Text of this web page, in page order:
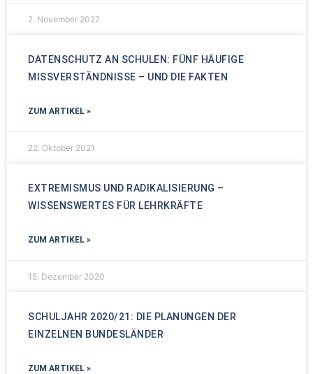
2. November 2022
DATENSCHUTZ AN SCHULEN: FÜNF HÄUFIGE
MISSVERSTÄNDNISSE – UND DIE FAKTEN
ZUM ARTIKEL »
22. Oktober 2021
EXTREMISMUS UND RADIKALISIERUNG –
WISSENSWERTES FÜR LEHRKRÄFTE
ZUM ARTIKEL »
15. Dezember 2020
SCHULJAHR 2020/21: DIE PLANUNGEN DER
EINZELNEN BUNDESLÄNDER
ZUM ARTIKEL »